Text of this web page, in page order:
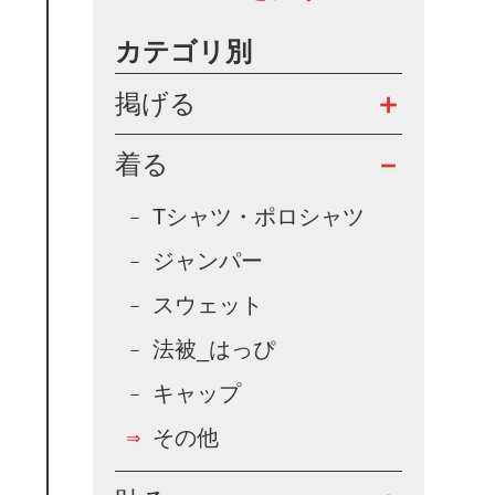
カテゴリ別
掲げる
着る
Tシャツ・ポロシャツ
ジャンパー
スウェット
法被_はっぴ
キャップ
その他